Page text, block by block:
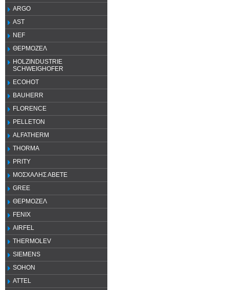
ARGO
AST
NEF
ΘΕΡΜΟΖΕΛ
HOLZINDUSTRIE
SCHWEIGHOFER
ECOHOT
BAUHERR
FLORENCE
PELLETON
ALFATHERM
THORMA
PRITY
ΜΟΣΧΑΛΗΣ ΑΒΕΤΕ
GREE
ΘΕΡΜΟΖΕΛ
FENIX
AIRFEL
THERMOLEV
SIEMENS
SOHON
ATTEL